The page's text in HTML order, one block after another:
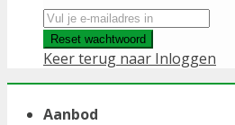
Reset wachtwoord
Keer terug naar Inloggen
Aanbod